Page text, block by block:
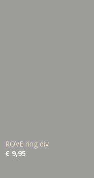
ROVE ring div
€ 9,95